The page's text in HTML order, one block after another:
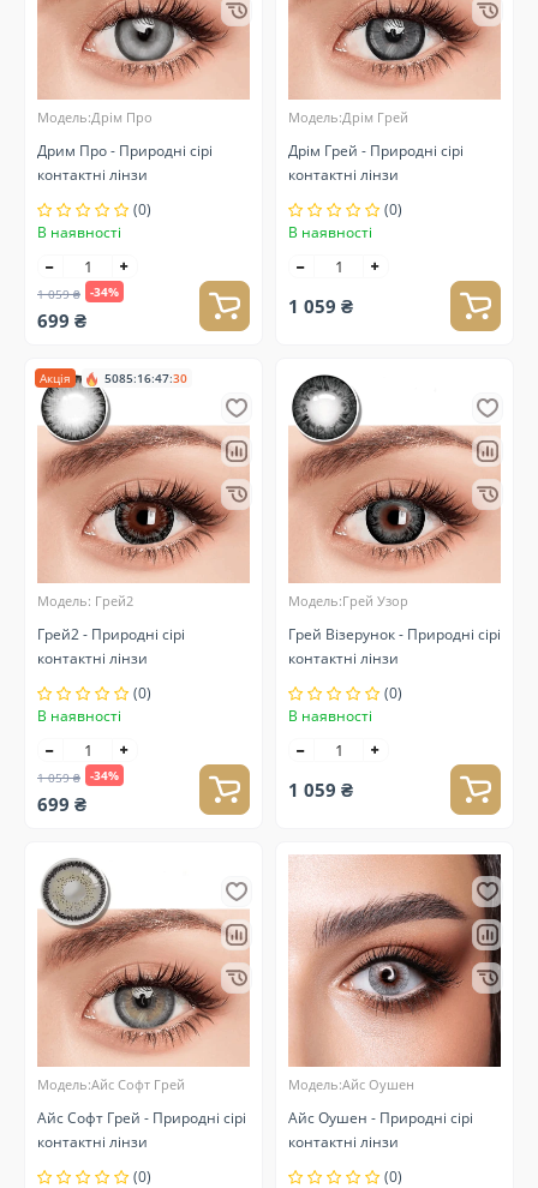
Модель:Дрім Про
Дрим Про - Природні сірі
контактні лінзи
(0)
В наявності
1 059 ₴ -34%
699 ₴
Модель:Дрім Грей
Дрім Грей - Природні сірі
контактні лінзи
(0)
В наявності
1 059 ₴
Акція 5085:16:47:30
Модель: Грей2
Грей2 - Природні сірі
контактні лінзи
(0)
В наявності
1 059 ₴ -34%
699 ₴
Модель:Грей Узор
Грей Візерунок - Природні сірі
контактні лінзи
(0)
В наявності
1 059 ₴
Модель:Айс Софт Грей
Айс Софт Грей - Природні сірі
контактні лінзи
(0)
Модель:Айс Оушен
Айс Оушен - Природні сірі
контактні лінзи
(0)